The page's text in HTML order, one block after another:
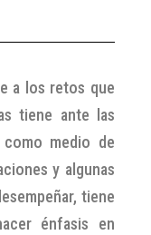
a los retos que
tiene ante las
medio de
y algunas
tiene
énfasis en